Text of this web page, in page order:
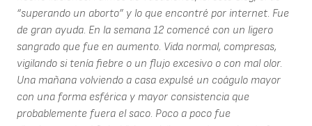
“superando un aborto” y lo que encontré por internet. Fue
de gran ayuda. En la semana 12 comencé con un ligero
sangrado que fue en aumento. Vida normal, compresas,
vigilando si tenía fiebre o un flujo excesivo o con mal olor.
Una mañana volviendo a casa expulsé un coágulo mayor
con una forma esférica y mayor consistencia que
probablemente fuera el saco. Poco a poco fue